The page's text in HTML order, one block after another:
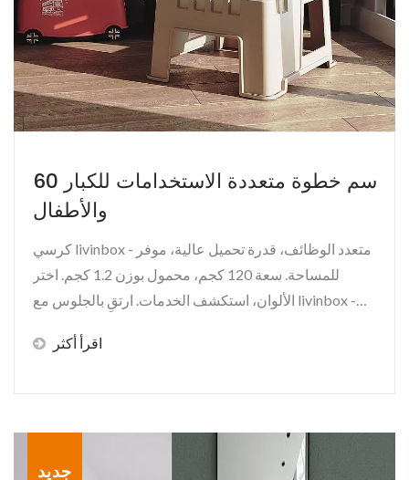
60 سم خطوة متعددة الاستخدامات للكبار
والأطفال
كرسي livinbox - متعدد الوظائف، قدرة تحميل عالية، موفر
للمساحة. سعة 120 كجم، محمول بوزن 1.2 كجم. اختر
الألوان، استكشف الخدمات. ارتقِ بالجلوس مع livinbox -
اقرأ أكثر
جديد